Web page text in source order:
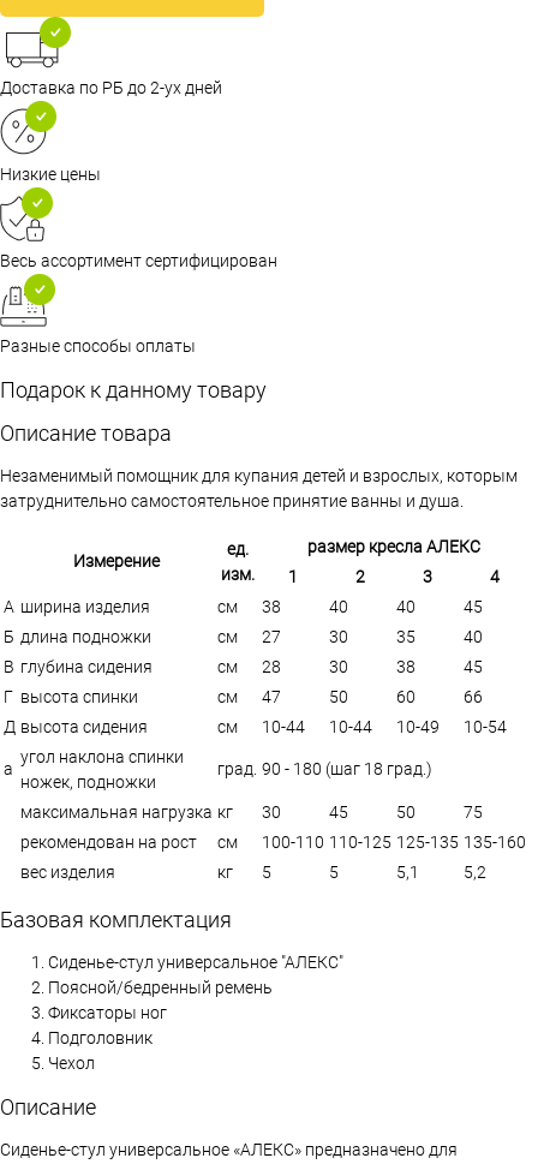
Доставка по РБ до 2-ух дней
Низкие цены
Весь ассортимент сертифицирован
Разные способы оплаты
Подарок к данному товару
Описание товара
Незаменимый помощник для купания детей и взрослых, которым
затруднительно самостоятельное принятие ванны и душа.
Измерение
ед.
изм.
размер кресла АЛЕКС
1
2 3
4
A ширина изделия см 38 40 40
45
Б длина подножки см 27 30 35
40
В глубина сидения см 28 30 38
45
Г высота спинки см 47 50 60
66
Д высота сидения см 10-44 10-44 10-49 10-54
a
угол наклона спинки
ножек, подножки
град. 90 - 180 (шаг 18 град.)
максимальная нагрузка кг 30 45 50
75
рекомендован на рост
см 100-110 110-125 125-135 135-160
вес изделия
кг 5 5 5,1 5,2
Базовая комплектация
Сиденье-стул универсальное "АЛЕКС"
Поясной/бедренный ремень
Фиксаторы ног
Подголовник
Чехол
Описание
Сиденье-стул универсальное «АЛЕКС» предназначено для